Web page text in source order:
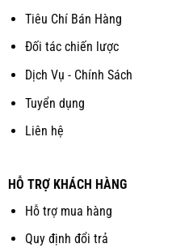
Tiêu Chí Bán Hàng
Đối tác chiến lược
Dịch Vụ - Chính Sách
Tuyển dụng
Liên hệ
HỖ TRỢ KHÁCH HÀNG
Hỗ trợ mua hàng
Quy định đổi trả